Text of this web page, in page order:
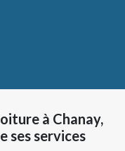
à Chanay,
ses services